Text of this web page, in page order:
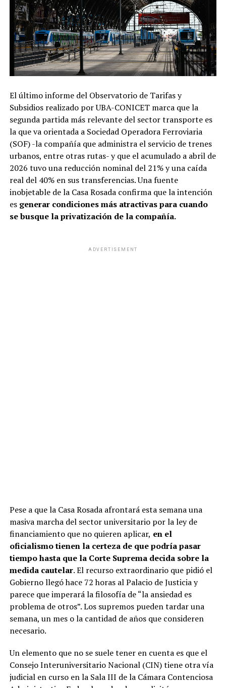
El último informe del Observatorio de Tarifas y
Subsidios realizado por UBA-CONICET marca que la
segunda partida más relevante del sector transporte es
la que va orientada a Sociedad Operadora Ferroviaria
(SOF) -la compañía que administra el servicio de trenes
urbanos, entre otras rutas- y que el acumulado a abril de
2026 tuvo una reducción nominal del 21% y una caída
real del 40% en sus transferencias. Una fuente
inobjetable de la Casa Rosada confirma que la intención
es generar condiciones más atractivas para cuando
se busque la privatización de la compañía.
ADVERTISEMENT
Pese a que la Casa Rosada afrontará esta semana una
masiva marcha del sector universitario por la ley de
financiamiento que no quieren aplicar, en el
oficialismo tienen la certeza de que podría pasar
tiempo hasta que la Corte Suprema decida sobre la
medida cautelar. El recurso extraordinario que pidió el
Gobierno llegó hace 72 horas al Palacio de Justicia y
parece que imperará la filosofía de “la ansiedad es
problema de otros”. Los supremos pueden tardar una
semana, un mes o la cantidad de años que consideren
necesario.
Un elemento que no se suele tener en cuenta es que el
Consejo Interuniversitario Nacional (CIN) tiene otra vía
judicial en curso en la Sala III de la Cámara Contenciosa